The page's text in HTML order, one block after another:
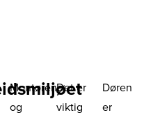
Montørene
og
Det er
viktig
Døren
er